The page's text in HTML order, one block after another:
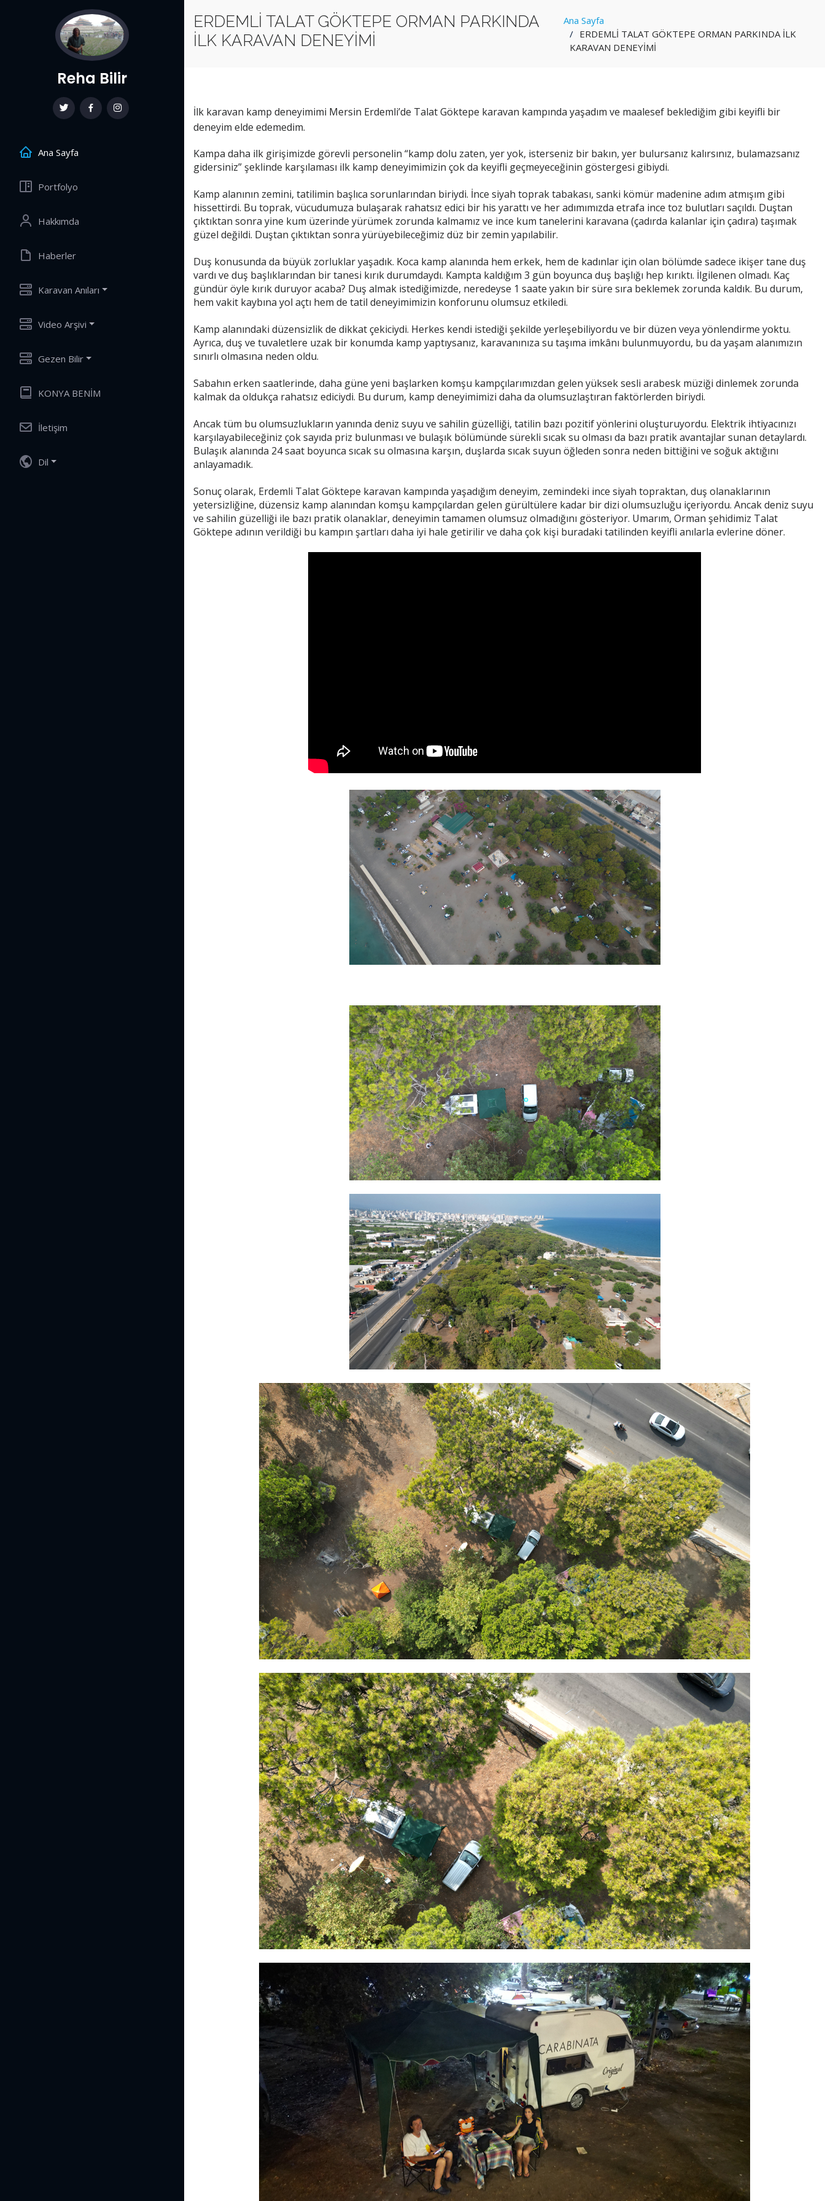
Reha Bilir
Ana Sayfa
Portfolyo
Hakkımda
Haberler
Karavan Anıları
Video Arşivi
Gezen Bilir
KONYA BENİM
İletişim
Dil
ERDEMLİ TALAT GÖKTEPE ORMAN PARKINDA
İLK KARAVAN DENEYİMİ
Ana Sayfa
ERDEMLİ TALAT GÖKTEPE ORMAN PARKINDA İLK
KARAVAN DENEYİMİ
İlk karavan kamp deneyimimi Mersin Erdemli’de Talat Göktepe karavan kampında yaşadım ve maalesef beklediğim gibi keyifli bir
deneyim elde edemedim.
Kampa daha ilk girişimizde görevli personelin “kamp dolu zaten, yer yok, isterseniz bir bakın, yer bulursanız kalırsınız, bulamazsanız
gidersiniz” şeklinde karşılaması ilk kamp deneyimimizin çok da keyifli geçmeyeceğinin göstergesi gibiydi.
Kamp alanının zemini, tatilimin başlıca sorunlarından biriydi. İnce siyah toprak tabakası, sanki kömür madenine adım atmışım gibi
hissettirdi. Bu toprak, vücudumuza bulaşarak rahatsız edici bir his yarattı ve her adımımızda etrafa ince toz bulutları saçıldı. Duştan
çıktıktan sonra yine kum üzerinde yürümek zorunda kalmamız ve ince kum tanelerini karavana (çadırda kalanlar için çadıra) taşımak
güzel değildi. Duştan çıktıktan sonra yürüyebileceğimiz düz bir zemin yapılabilir.
Duş konusunda da büyük zorluklar yaşadık. Koca kamp alanında hem erkek, hem de kadınlar için olan bölümde sadece ikişer tane duş
vardı ve duş başlıklarından bir tanesi kırık durumdaydı. Kampta kaldığım 3 gün boyunca duş başlığı hep kırıktı. İlgilenen olmadı. Kaç
gündür öyle kırık duruyor acaba? Duş almak istediğimizde, neredeyse 1 saate yakın bir süre sıra beklemek zorunda kaldık. Bu durum,
hem vakit kaybına yol açtı hem de tatil deneyimimizin konforunu olumsuz etkiledi.
Kamp alanındaki düzensizlik de dikkat çekiciydi. Herkes kendi istediği şekilde yerleşebiliyordu ve bir düzen veya yönlendirme yoktu.
Ayrıca, duş ve tuvaletlere uzak bir konumda kamp yaptıysanız, karavanınıza su taşıma imkânı bulunmuyordu, bu da yaşam alanımızın
sınırlı olmasına neden oldu.
Sabahın erken saatlerinde, daha güne yeni başlarken komşu kampçılarımızdan gelen yüksek sesli arabesk müziği dinlemek zorunda
kalmak da oldukça rahatsız ediciydi. Bu durum, kamp deneyimimizi daha da olumsuzlaştıran faktörlerden biriydi.
Ancak tüm bu olumsuzlukların yanında deniz suyu ve sahilin güzelliği, tatilin bazı pozitif yönlerini oluşturuyordu. Elektrik ihtiyacınızı
karşılayabileceğiniz çok sayıda priz bulunması ve bulaşık bölümünde sürekli sıcak su olması da bazı pratik avantajlar sunan detaylardı.
Bulaşık alanında 24 saat boyunca sıcak su olmasına karşın, duşlarda sıcak suyun öğleden sonra neden bittiğini ve soğuk aktığını
anlayamadık.
Sonuç olarak, Erdemli Talat Göktepe karavan kampında yaşadığım deneyim, zemindeki ince siyah topraktan, duş olanaklarının
yetersizliğine, düzensiz kamp alanından komşu kampçılardan gelen gürültülere kadar bir dizi olumsuzluğu içeriyordu. Ancak deniz suyu
ve sahilin güzelliği ile bazı pratik olanaklar, deneyimin tamamen olumsuz olmadığını gösteriyor. Umarım, Orman şehidimiz Talat
Göktepe adının verildiği bu kampın şartları daha iyi hale getirilir ve daha çok kişi buradaki tatilinden keyifli anılarla evlerine döner.